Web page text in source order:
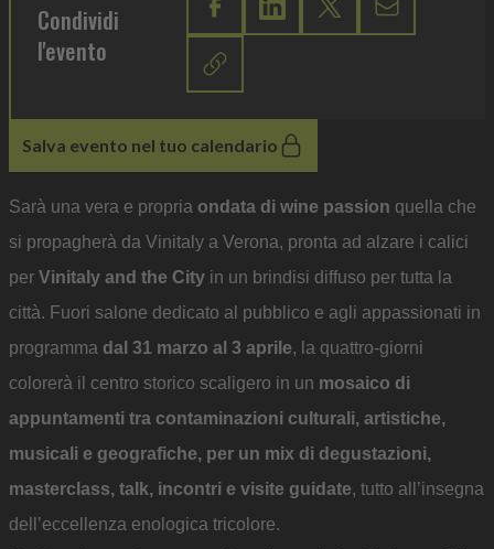
Condividi
l'evento
Salva evento nel tuo calendario
Sarà una vera e propria ondata di wine passion quella che
si propagherà da Vinitaly a Verona, pronta ad alzare i calici
per Vinitaly and the City in un brindisi diffuso per tutta la
città. Fuori salone dedicato al pubblico e agli appassionati in
programma dal 31 marzo al 3 aprile, la quattro-giorni
colorerà il centro storico scaligero in un mosaico di
appuntamenti tra contaminazioni culturali, artistiche,
musicali e geografiche, per un mix di degustazioni,
masterclass, talk, incontri e visite guidate, tutto all’insegna
dell’eccellenza enologica tricolore.